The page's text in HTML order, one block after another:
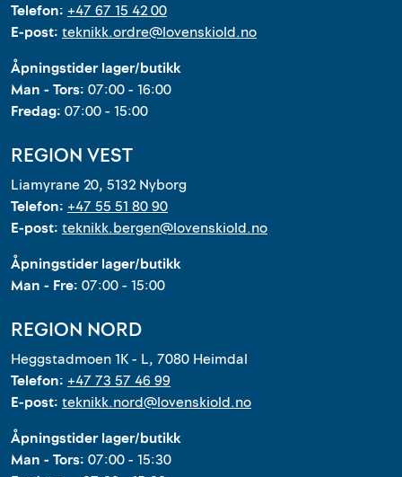
Telefon: +47 67 15 42 00
E-post: teknikk.ordre@lovenskiold.no
Åpningstider lager/butikk
Man - Tors: 07:00 - 16:00
Fredag: 07:00 - 15:00
REGION VEST
Liamyrane 20, 5132 Nyborg
Telefon: +47 55 51 80 90
E-post: teknikk.bergen@lovenskiold.no
Åpningstider lager/butikk
Man - Fre: 07:00 - 15:00
REGION NORD
Heggstadmoen 1K - L, 7080 Heimdal
Telefon: +47 73 57 46 99
E-post: teknikk.nord@lovenskiold.no
Åpningstider lager/butikk
Man - Tors: 07:00 - 15:30